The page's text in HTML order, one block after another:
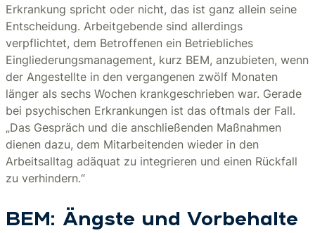
Erkrankung spricht oder nicht, das ist ganz allein seine
Entscheidung. Arbeitgebende sind allerdings
verpflichtet, dem Betroffenen ein Betriebliches
Eingliederungsmanagement, kurz BEM, anzubieten, wenn
der Angestellte in den vergangenen zwölf Monaten
länger als sechs Wochen krankgeschrieben war. Gerade
bei psychischen Erkrankungen ist das oftmals der Fall.
„Das Gespräch und die anschließenden Maßnahmen
dienen dazu, dem Mitarbeitenden wieder in den
Arbeitsalltag adäquat zu integrieren und einen Rückfall
zu verhindern.“
BEM: Ängste und Vorbehalte